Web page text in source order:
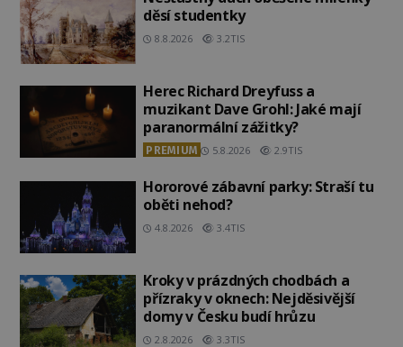
děsí studentky
8.8.2026 3.2TIS
Herec Richard Dreyfuss a
muzikant Dave Grohl: Jaké mají
paranormální zážitky?
PREMIUM 5.8.2026 2.9TIS
Hororové zábavní parky: Straší tu
oběti nehod?
4.8.2026 3.4TIS
Kroky v prázdných chodbách a
přízraky v oknech: Nejděsivější
domy v Česku budí hrůzu
2.8.2026 3.3TIS